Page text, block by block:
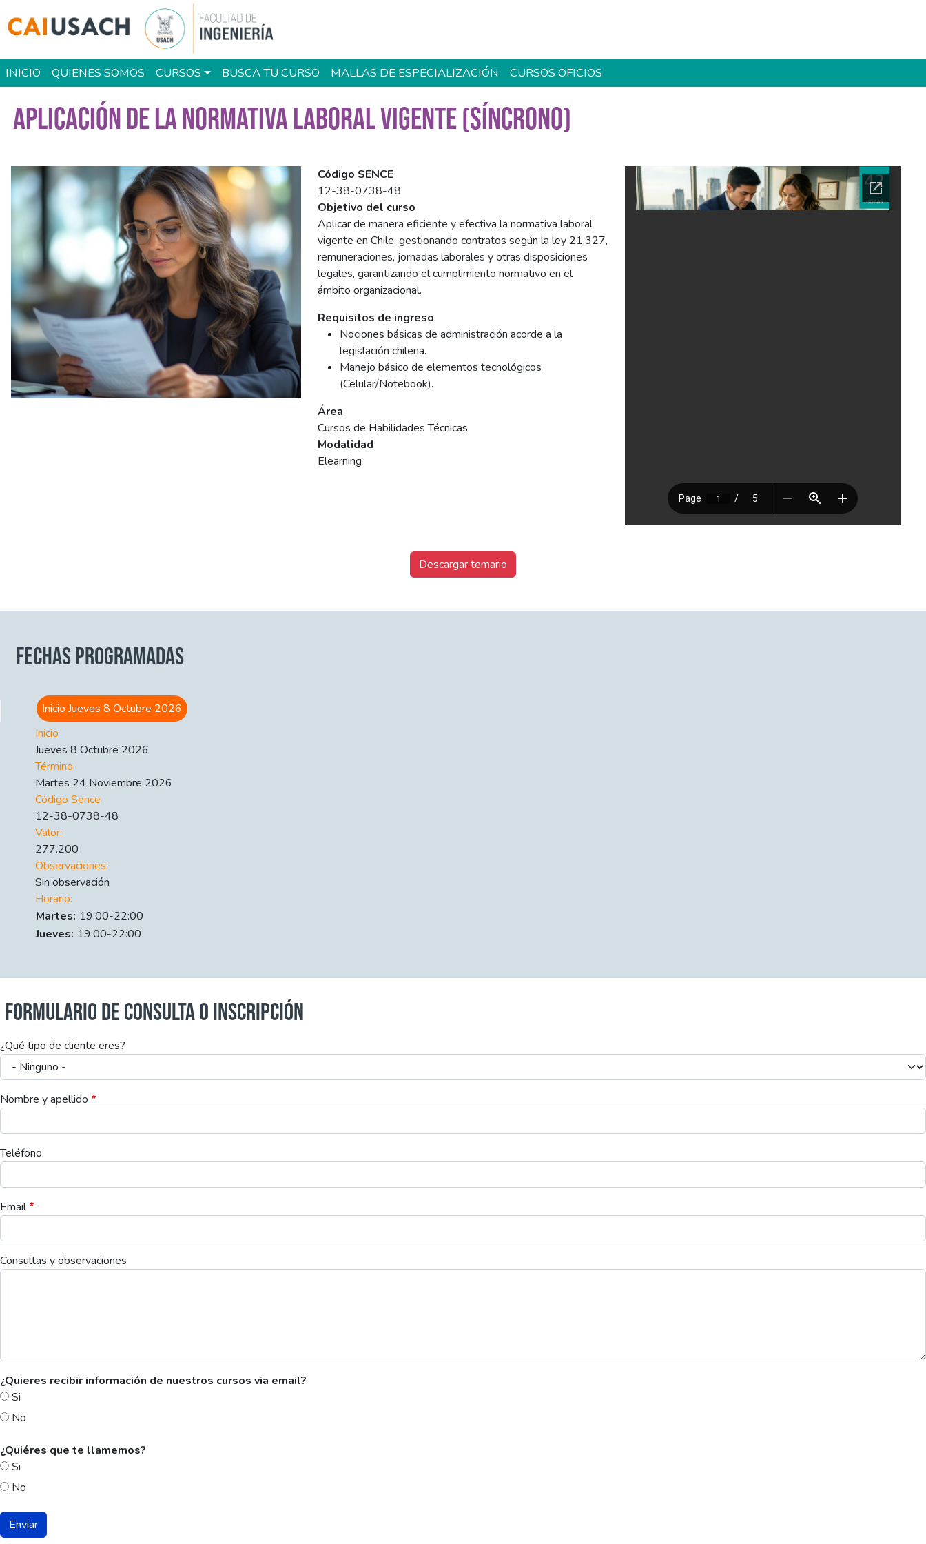
Main navigation
INICIO QUIENES SOMOS CURSOS BUSCA TU CURSO MALLAS DE ESPECIALIZACIÓN CURSOS OFICIOS
APLICACIÓN DE LA NORMATIVA LABORAL VIGENTE (SÍNCRONO)
Imagen del curso
Código SENCE
12-38-0738-48
Objetivo del curso
Aplicar de manera eficiente y efectiva la normativa laboral
vigente en Chile, gestionando contratos según la ley 21.327,
remuneraciones, jornadas laborales y otras disposiciones
legales, garantizando el cumplimiento normativo en el
ámbito organizacional.
Requisitos de ingreso
Nociones básicas de administración acorde a la
legislación chilena.
Manejo básico de elementos tecnológicos
(Celular/Notebook).
Área
Cursos de Habilidades Técnicas
Modalidad
Elearning
Ficha del curso
Descargar temario
FECHAS PROGRAMADAS
Inicio Jueves 8 Octubre 2026
Inicio
Jueves 8 Octubre 2026
Término
Martes 24 Noviembre 2026
Código Sence
12-38-0738-48
Valor:
277.200
Observaciones:
Sin observación
Horario:
Día
Time slot
Comment
Martes: 19:00-22:00
Jueves: 19:00-22:00
FORMULARIO DE CONSULTA O INSCRIPCIÓN
¿Qué tipo de cliente eres?
Nombre y apellido
Teléfono
Email
Consultas y observaciones
¿Quieres recibir información de nuestros cursos via email?
Si
No
¿Quiéres que te llamemos?
Si
No